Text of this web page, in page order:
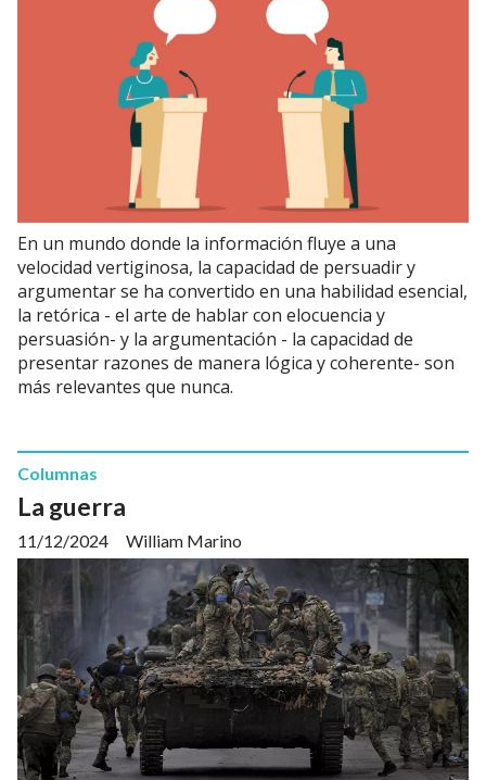
En un mundo donde la información fluye a una
velocidad vertiginosa, la capacidad de persuadir y
argumentar se ha convertido en una habilidad esencial,
la retórica - el arte de hablar con elocuencia y
persuasión- y la argumentación - la capacidad de
presentar razones de manera lógica y coherente- son
más relevantes que nunca.
La guerra
William Marino
Columnas
11/12/2024